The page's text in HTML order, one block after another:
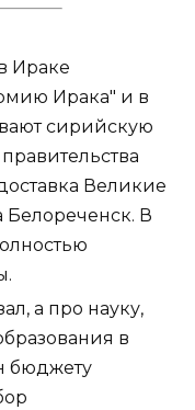
Ираке
Ирака" и в
сирийскую
Великие
Белореченск. В
а про науку,
в
бюджету